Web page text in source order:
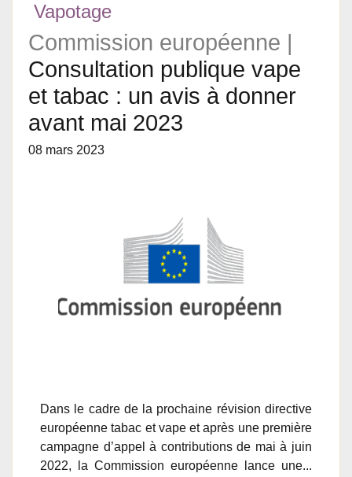
Vapotage
Commission européenne |
Consultation publique vape
et tabac : un avis à donner
avant mai 2023
08 mars 2023
Dans le cadre de la prochaine révision directive
européenne tabac et vape et après une première
campagne d’appel à contributions de mai à juin
2022, la Commission européenne lance une...